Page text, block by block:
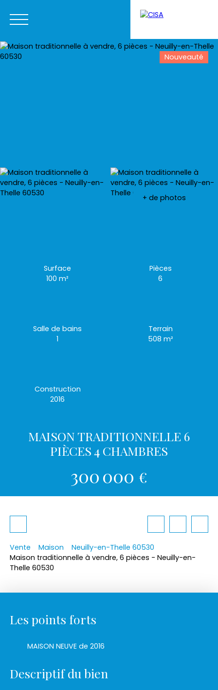
Nouveauté
+ de photos
Surface
100m²
Pièces
6
Salle de bains
1
Terrain
508 m²
Construction
2016
MAISON TRADITIONNELLE 6
PIÈCES 4 CHAMBRES
300 000 €
Vente Maison
Neuilly-en-Thelle 60530
Maison traditionnelle à vendre, 6 pièces - Neuilly-en-
Thelle 60530
Les points forts
MAISON NEUVE de 2016
Descriptif du bien